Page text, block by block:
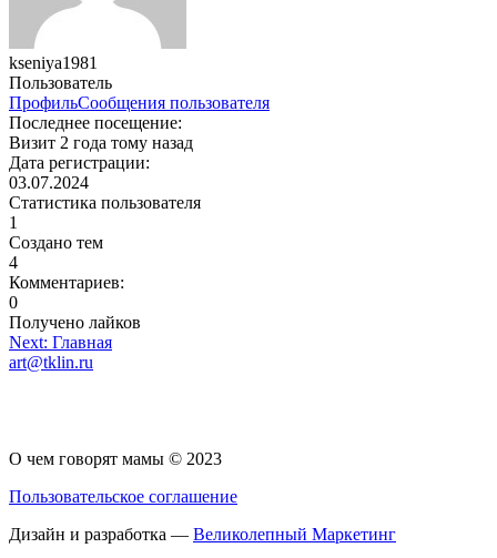
kseniya1981
Пользователь
ПрофильСообщения пользователя
Последнее посещение:
Визит 2 года тому назад
Дата регистрации:
03.07.2024
Статистика пользователя
1
Создано тем
4
Комментариев:
0
Получено лайков
Навигация
по
Next: Главная
art@tklin.ru
О чем говорят мамы © 2023
Пользовательское соглашение
Дизайн и разработка — Великолепный Маркетинг